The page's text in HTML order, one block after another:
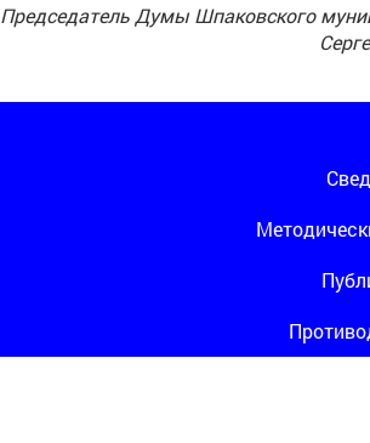
Председатель Думы Шпаковского